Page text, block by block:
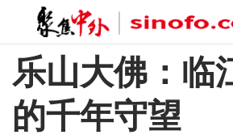
乐山大佛：临
的千年守望